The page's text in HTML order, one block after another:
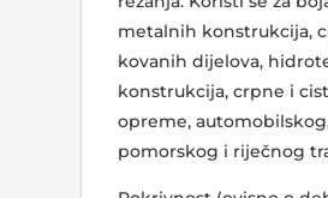
metalnih konstrukcija,
kovanih dijelova,
konstrukcija, crpne i
opreme,
pomorskog i riječnog